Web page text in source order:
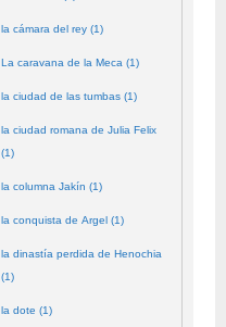
la cámara del rey (1)
La caravana de la Meca (1)
la ciudad de las tumbas (1)
la ciudad romana de Julia Felix
(1)
la columna Jakín (1)
la conquista de Argel (1)
la dinastía perdida de Henochia
(1)
la dote (1)